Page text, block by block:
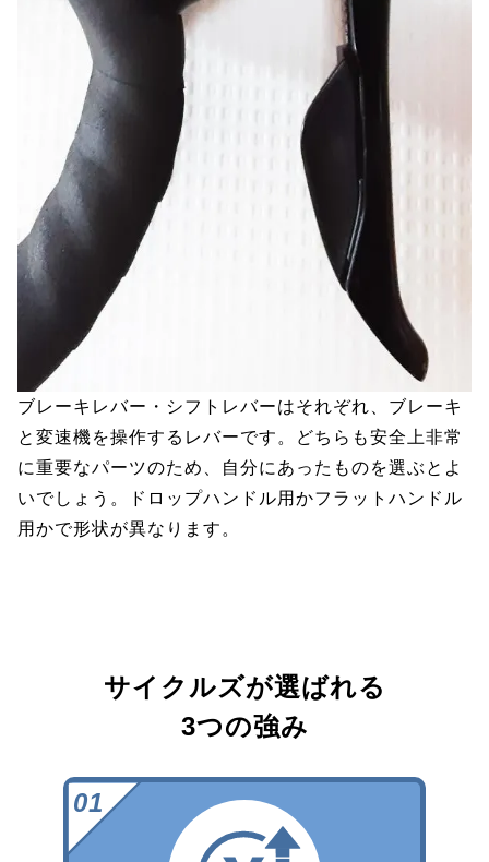
ブレーキレバー・シフトレバーはそれぞれ、ブレーキ
と変速機を操作するレバーです。どちらも安全上非常
に重要なパーツのため、自分にあったものを選ぶとよ
いでしょう。ドロップハンドル用かフラットハンドル
用かで形状が異なります。
サイクルズが選ばれる
3つの強み